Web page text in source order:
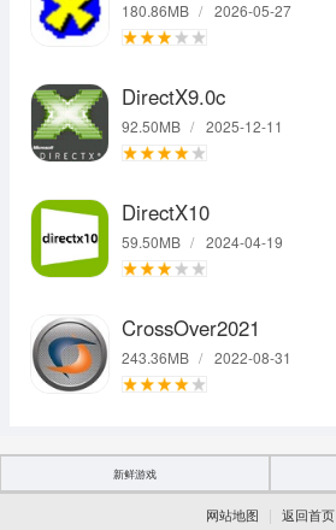
180.86MB / 2026-05-27
DirectX9.0c
92.50MB / 2025-12-11
DirectX10
59.50MB / 2024-04-19
CrossOver2021
243.36MB / 2022-08-31
新鲜游戏
网站地图 | 返回首页